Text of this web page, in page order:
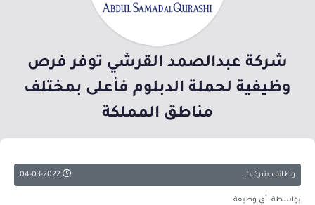
شركة عبدالصمد القرشي توفر فرص
وظيفية لحملة الدبلوم فأعلى بمختلف
مناطق المملكة
وظائف شركات
بواسطة: أي وظيفة